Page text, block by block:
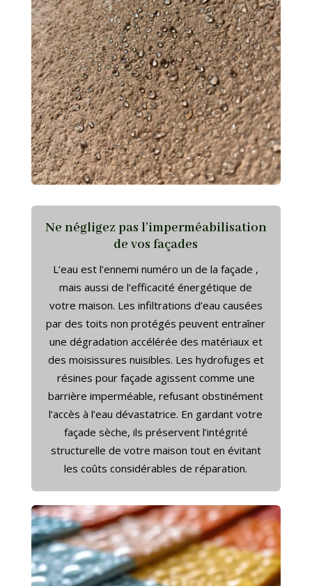
Ne négligez pas l’imperméabilisation
de vos façades
L’eau est l’ennemi numéro un de la façade ,
mais aussi de l’efficacité énergétique de
votre maison. Les infiltrations d’eau causées
par des toits non protégés peuvent entraîner
une dégradation accélérée des matériaux et
des moisissures nuisibles. Les hydrofuges et
résines pour façade agissent comme une
barrière imperméable, refusant obstinément
l’accès à l’eau dévastatrice. En gardant votre
façade sèche, ils préservent l’intégrité
structurelle de votre maison tout en évitant
les coûts considérables de réparation.